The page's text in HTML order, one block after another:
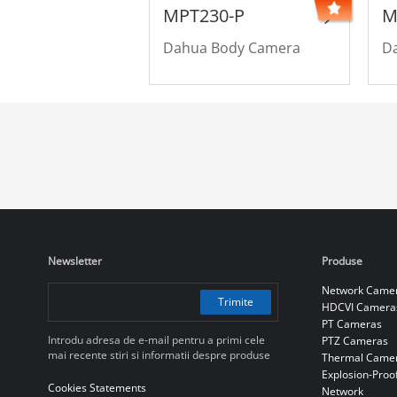
MPT230-P
Dahua Body Camera
Newsletter
Trimite
Introdu adresa de e-mail pentru a primi cele
mai recente stiri si informatii despre produse
Cookies Statements
Produse
Network
HDCVI
PT Cameras
PTZ Cameras
Thermal
Explosion-
Network